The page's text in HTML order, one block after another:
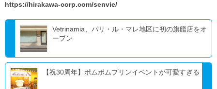
https://hirakawa-corp.com/senvie/
Vetrinamia、パリ・ル・マレ地区に初の旗艦店をオ
ープン
【祝30周年】ポムポムプリンイベントが可愛すぎる